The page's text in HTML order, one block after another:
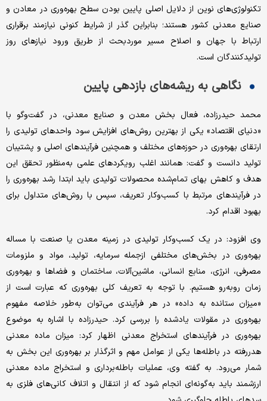
تکنولوژی‌های نوین از دلایل اصلی پایین بودن سطح بهره‌وری در معادن و
صنایع معدنی کشور هستند؛ بنابراین گذر از شرایط کنونی نیازمند برقراری
ارتباط با جهان و اصلاح مسیر موردبحث از طریق ورود نیازهای روز
تولیدکنندگان است.
نگاهی به ریشه‌های بازدهی پایین
محمد حیدرزاده، فعال بخش معدن و صنایع معدنی، در گفت‌وگو با
«دنیای اقتصاد» یکی از بهترین‌ روش‌های افزایش سود واحدهای تولیدی را
ارتقای بهره‌وری در حوزه‌های مختلف و همچنین فرآیندهای اصلی و پشتیبان
تولید دانست و گفت: همانند اغلب رویکردهای علمی به‌منظور تحقق این
هدف و کاهش بهای تمام‌شده محصولات تولیدی باید ابتدا رشد بهره‌وری را
در فرآیندهای مرتبط با کسب‌وکار تعریف، سپس با روش‌های متداول برای
بهبود اقدام کرد.
وی افزود: در یک کسب‌وکار تولیدی در زمینه معدن یا صنعت با مساله
بهره‌وری در بخش‌های مختلفی ازجمله سرمایه، تولید، مواد و ملزومات
مصرفی، انرژی، منابع انسانی، ماشین‌آلات، ساختمان و فضاها و بهره‌وری
زمان روبه‌رو هستیم. با توجه به تعریف کلی بهره‌وری که عبارت است از
«میزان ستانده به داده» در هر فرآیندی می‌توان به‌طور خلاصه مفهوم
بهره‌وری در مقولات یادشده را بررسی کرد. حیدرزاده با اشاره به موضوع
بهره‌وری در فرآیندهای استخراج معدنی اظهار کرد: میزان ماده معدنی
هدررفته در باطله‌ها یکی از عوامل مهم و اثرگذار بر بهره‌وری این بخش به
شمار می‌رود. به گفته وی، عملیات باطله‌برداری و استخراج ماده معدنی
ارزشمند باید به‌گونه‌ای انجام شود که از انتقال و اتلاف کانی‌های فلزی به